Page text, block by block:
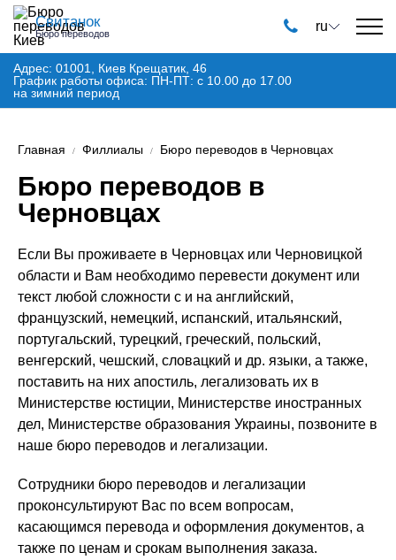
Адрес: 01001, Киев Крещатик, 46
График работы офиса: ПН-ПТ: с 10.00 до 17.00
на зимний период
Свитанок
Бюро переводов ru
Главная Филлиалы Бюро переводов в Черновцах
Бюро переводов в
Черновцах
Если Вы проживаете в Черновцах или Черновицкой
области и Вам необходимо перевести документ или
текст любой сложности с и на английский,
французский, немецкий, испанский, итальянский,
португальский, турецкий, греческий, польский,
венгерский, чешский, словацкий и др. языки, а также,
поставить на них апостиль, легализовать их в
Министерстве юстиции, Министерстве иностранных
дел, Министерстве образования Украины, позвоните в
наше бюро переводов и легализации.
Сотрудники бюро переводов и легализации
проконсультируют Вас по всем вопросам,
касающимся перевода и оформления документов, а
также по ценам и срокам выполнения заказа.